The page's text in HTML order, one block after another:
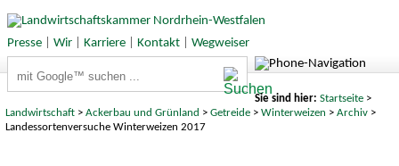
Presse| Wir| Karriere| Kontakt| Wegweiser
Sie sind hier: Startseite>
Landwirtschaft >Ackerbau und Grünland >Getreide >Winterweizen >Archiv >
Landessortenversuche Winterweizen 2017